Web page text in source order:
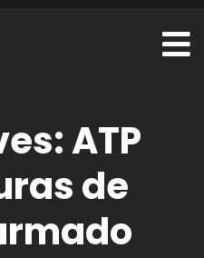
ATP
de